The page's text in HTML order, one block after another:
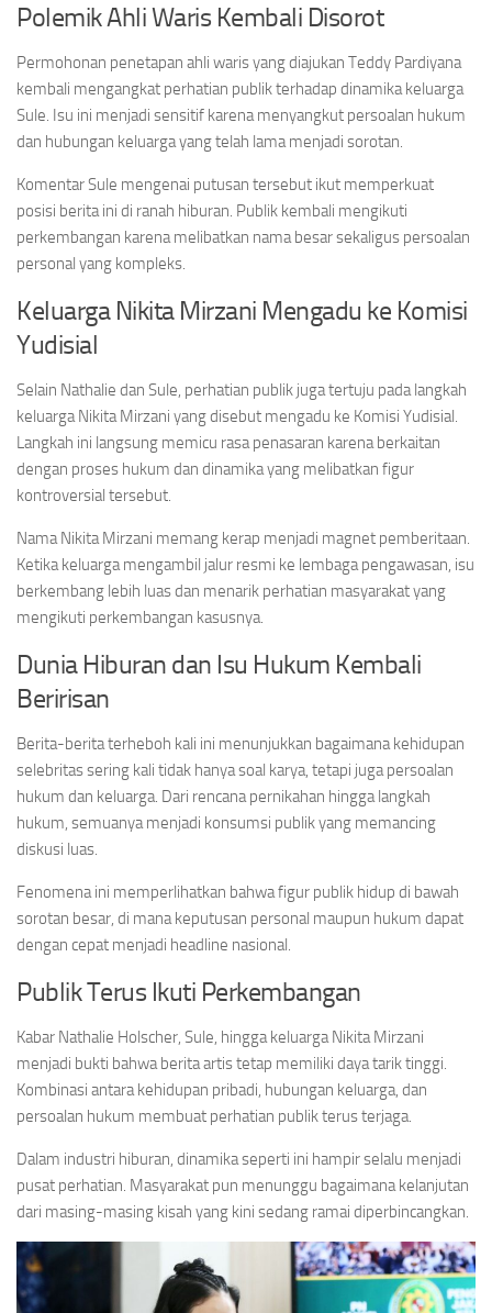
Polemik Ahli Waris Kembali Disorot
Permohonan penetapan ahli waris yang diajukan Teddy Pardiyana
kembali mengangkat perhatian publik terhadap dinamika keluarga
Sule. Isu ini menjadi sensitif karena menyangkut persoalan hukum
dan hubungan keluarga yang telah lama menjadi sorotan.
Komentar Sule mengenai putusan tersebut ikut memperkuat
posisi berita ini di ranah hiburan. Publik kembali mengikuti
perkembangan karena melibatkan nama besar sekaligus persoalan
personal yang kompleks.
Keluarga Nikita Mirzani Mengadu ke Komisi
Yudisial
Selain Nathalie dan Sule, perhatian publik juga tertuju pada langkah
keluarga Nikita Mirzani yang disebut mengadu ke Komisi Yudisial.
Langkah ini langsung memicu rasa penasaran karena berkaitan
dengan proses hukum dan dinamika yang melibatkan figur
kontroversial tersebut.
Nama Nikita Mirzani memang kerap menjadi magnet pemberitaan.
Ketika keluarga mengambil jalur resmi ke lembaga pengawasan, isu
berkembang lebih luas dan menarik perhatian masyarakat yang
mengikuti perkembangan kasusnya.
Dunia Hiburan dan Isu Hukum Kembali
Beririsan
Berita-berita terheboh kali ini menunjukkan bagaimana kehidupan
selebritas sering kali tidak hanya soal karya, tetapi juga persoalan
hukum dan keluarga. Dari rencana pernikahan hingga langkah
hukum, semuanya menjadi konsumsi publik yang memancing
diskusi luas.
Fenomena ini memperlihatkan bahwa figur publik hidup di bawah
sorotan besar, di mana keputusan personal maupun hukum dapat
dengan cepat menjadi headline nasional.
Publik Terus Ikuti Perkembangan
Kabar Nathalie Holscher, Sule, hingga keluarga Nikita Mirzani
menjadi bukti bahwa berita artis tetap memiliki daya tarik tinggi.
Kombinasi antara kehidupan pribadi, hubungan keluarga, dan
persoalan hukum membuat perhatian publik terus terjaga.
Dalam industri hiburan, dinamika seperti ini hampir selalu menjadi
pusat perhatian. Masyarakat pun menunggu bagaimana kelanjutan
dari masing-masing kisah yang kini sedang ramai diperbincangkan.